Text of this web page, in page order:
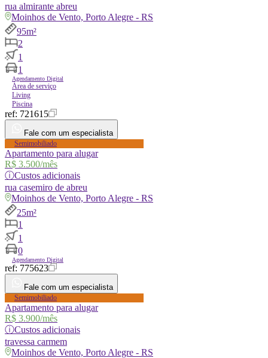
rua almirante abreu
Moinhos de Vento, Porto Alegre - RS
95m²
2
1
1
Agendamento Digital
Área de serviço
Living
Piscina
ref: 721615
Fale com um especialista
Semimobiliado
Apartamento para alugar
R$ 3.500/mês
ⓘCustos adicionais
rua casemiro de abreu
Moinhos de Vento, Porto Alegre - RS
25m²
1
1
0
Agendamento Digital
ref: 775623
Fale com um especialista
Semimobiliado
Apartamento para alugar
R$ 3.900/mês
ⓘCustos adicionais
travessa carmem
Moinhos de Vento, Porto Alegre - RS